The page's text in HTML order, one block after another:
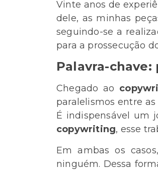
Vinte anos de
dele, as minhas
seguindo-se a
para a prossecução
Palavra-chave:
Chegado ao
paralelismos entre
É indispensável um
copywriting, esse
Em ambas os
ninguém. Dessa